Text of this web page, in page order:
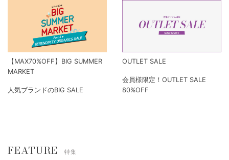
【MAX70%OFF】BIG SUMMER
MARKET
人気ブランドのBIG SALE
OUTLET SALE
会員様限定！OUTLET SALE
80%OFF
FEATURE 特集